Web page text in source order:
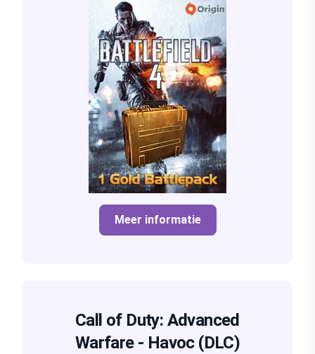
Meer informatie
Call of Duty: Advanced
Warfare - Havoc (DLC)